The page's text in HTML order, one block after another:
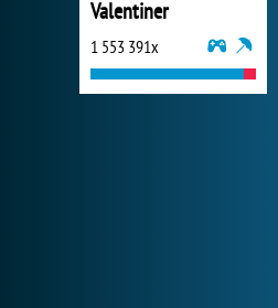
Valentiner
1 553 391x